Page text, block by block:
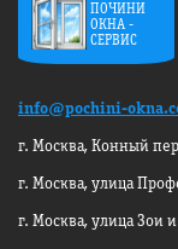
ПОЧИНИ
ОКНА -
СЕРВИС
info@pochini-
г. Москва, Конный
г. Москва, улица
г. Москва, улица Зои